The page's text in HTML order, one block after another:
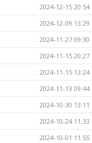
2024-12-15 20:54
2024-12-09 13:29
2024-11-27 09:30
2024-11-15 20:27
2024-11-15 13:24
2024-11-13 09:44
2024-10-30 13:11
2024-10-24 11:33
2024-10-01 11:55